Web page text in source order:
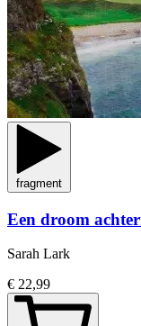
fragment
Een droom
Sarah Lark
€ 22,99